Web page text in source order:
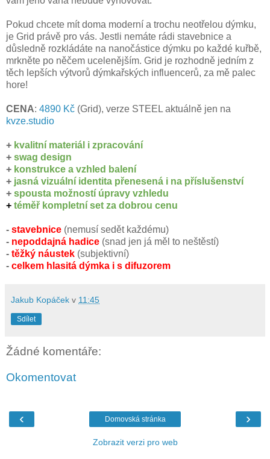
Pokud chcete mít doma moderní a trochu neotřelou dýmku,
je Grid právě pro vás. Jestli nemáte rádi stavebnice a
důsledně rozkládáte na nanočástice dýmku po každé kuřbě,
mrkněte po něčem ucelenějším. Grid je rozhodně jedním z
těch lepších výtvorů dýmkařských influencerů, za mě palec
hore!
CENA: 4890 Kč (Grid), verze STEEL aktuálně jen na
kvze.studio
+ kvalitní materiál i zpracování
+ swag design
+ konstrukce a vzhled balení
+ jasná vizuální identita přenesená i na příslušenství
+ spousta možností úpravy vzhledu
+ téměř kompletní set za dobrou cenu
- stavebnice (nemusí sedět každému)
- nepoddajná hadice (snad jen já měl to neštěstí)
- těžký náustek (subjektivní)
- celkem hlasitá dýmka i s difuzorem
Jakub Kopáček v 11:45
Sdílet
Žádné komentáře:
Okomentovat
‹ ›
Domovská stránka
Zobrazit verzi pro web